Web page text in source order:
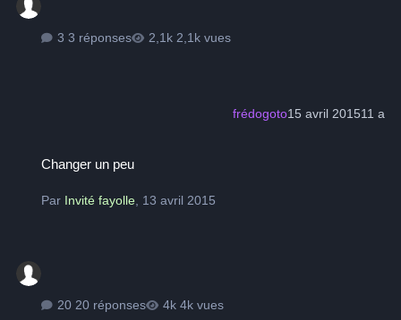
3 réponses 2,1k vues
frédogoto15 avril 201511 a
Changer un peu
Par Invité fayolle, 13 avril 2015
20 réponses 4k vues